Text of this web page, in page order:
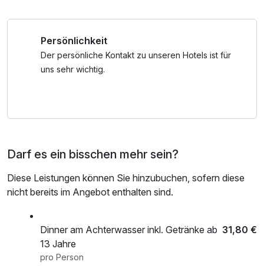
Persönlichkeit
Der persönliche Kontakt zu unseren Hotels ist für
uns sehr wichtig.
Darf es ein bisschen mehr sein?
Diese Leistungen können Sie hinzubuchen, sofern diese
nicht bereits im Angebot enthalten sind.
Dinner am Achterwasser inkl. Getränke ab
13 Jahre
31,80 €
pro Person